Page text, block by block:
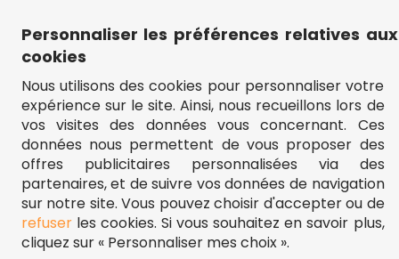
› Paiement
› Pièces de puzzle manquantes ?
› Plan du site
** Frais d'envoi = 6,95 € (France) / gratuit à partir de 45 €.
fou-de-puzzle.com : le site référence pour acheter des puzzles de
qualité à bon prix.
© Fou-de-puzzle.com 2011 - 2026
Personnaliser les préférences relatives aux
cookies
Nous utilisons des cookies pour personnaliser votre
expérience sur le site. Ainsi, nous recueillons lors de
vos visites des données vous concernant. Ces
données nous permettent de vous proposer des
offres publicitaires personnalisées via des
partenaires, et de suivre vos données de navigation
sur notre site. Vous pouvez choisir d'accepter ou de
refuserles cookies. Si vous souhaitez en savoir plus,
cliquez sur « Personnaliser mes choix ».